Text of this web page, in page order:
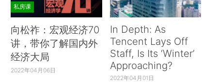
私房课
向松祚：宏观经济70
讲，带你了解国内外
经济大局
2022年04月06日
In Depth: As
Tencent Lays Off
Staff, Is Its ‘Winter’
Approaching?
2022年04月01日